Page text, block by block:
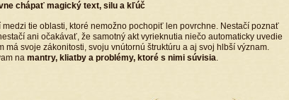
chápať magický text, silu a kľúč
medzi tie oblasti, ktoré nemožno pochopiť len povrchne. Nestačí poznať
ani očakávať, že samotný akt vyrieknutia niečo automaticky uvedie
má svoje zákonitosti, svoju vnútornú štruktúru a aj svoj hlbší význam.
na mantry, kliatby a problémy, ktoré s nimi súvisia.